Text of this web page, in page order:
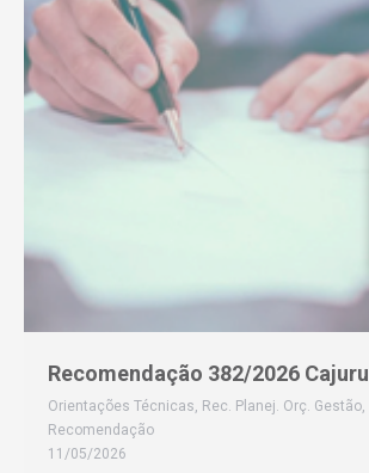
Recomendação 382/2026 Cajuru
Orientações Técnicas, Rec. Planej. Orç. Gestão,
Recomendação
11/05/2026